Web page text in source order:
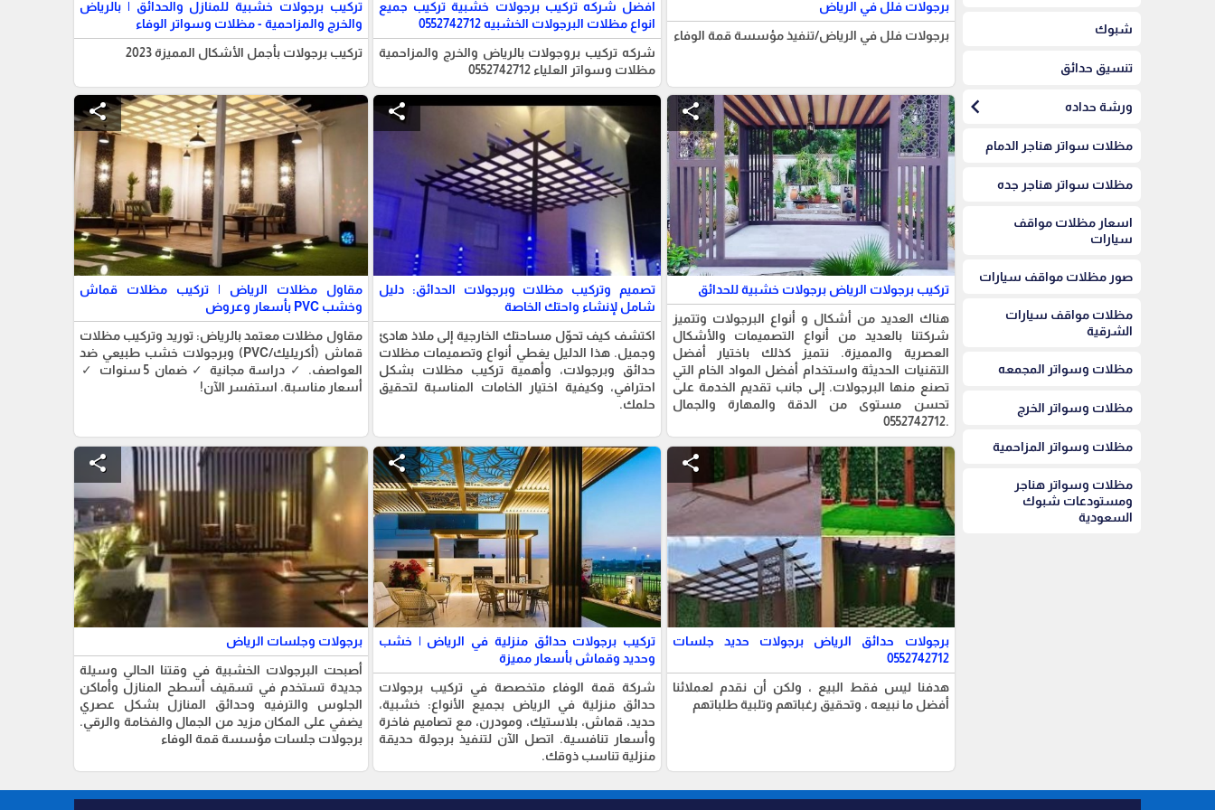
شبوك
تنسيق حدائق
ورشة حداده chevron_left
مظلات سواتر هناجر الدمام
مظلات سواتر هناجر جده
اسعار مظلات مواقف
سيارات
صور مظلات مواقف سيارات
مظلات مواقف سيارات
الشرقية
مظلات وسواتر المجمعه
مظلات وسواتر الخرج
مظلات وسواتر المزاحمية
مظلات وسواتر هناجر
ومستودعات شبوك
السعودية
برجولات فلل في الرياض
برجولات فلل في الرياض/تنفيذ مؤسسة قمة الوفاء
افضل شركه تركيب برجولات خشبية تركيب جميع
انواع مظلات البرجولات الخشبيه 0552742712
شركه تركيب بروجولات بالرياض والخرج والمزاحمية
مظلات وسواتر العلياء 0552742712
تركيب برجولات خشبية للمنازل والحدائق | بالرياض
والخرج والمزاحمية - مظلات وسواتر الوفاء
تركيب برجولات بأجمل الأشكال المميزة 2023
share
تركيب برجولات الرياض برجولات خشبية للحدائق
هناك العديد من أشكال و أنواع البرجولات وتتميز
شركتنا بالعديد من أنواع التصميمات والأشكال
العصرية والمميزة. نتميز كذلك باختيار أفضل
التقنيات الحديثة واستخدام أفضل المواد الخام التي
تصنع منها البرجولات. إلى جانب تقديم الخدمة على
تحسن مستوى من الدقة والمهارة والجمال
.0552742712
share
تصميم وتركيب مظلات وبرجولات الحدائق: دليل
شامل لإنشاء واحتك الخاصة
اكتشف كيف تحوّل مساحتك الخارجية إلى ملاذ هادئ
وجميل. هذا الدليل يغطي أنواع وتصميمات مظلات
حدائق وبرجولات، وأهمية تركيب مظلات بشكل
احترافي، وكيفية اختيار الخامات المناسبة لتحقيق
حلمك.
share
مقاول مظلات الرياض | تركيب مظلات قماش
وخشب PVC بأسعار وعروض
مقاول مظلات معتمد بالرياض: توريد وتركيب مظلات
قماش (أكريليك/PVC) وبرجولات خشب طبيعي ضد
العواصف. ✓ دراسة مجانية ✓ ضمان 5 سنوات ✓
أسعار مناسبة. استفسر الآن!
share
برجولات حدائق الرياض برجولات حديد جلسات
0552742712
هدفنا ليس فقط البيع ، ولكن أن نقدم لعملائنا
أفضل ما نبيعه ، وتحقيق رغباتهم وتلبية طلباتهم
share
تركيب برجولات حدائق منزلية في الرياض | خشب
وحديد وقماش بأسعار مميزة
شركة قمة الوفاء متخصصة في تركيب برجولات
حدائق منزلية في الرياض بجميع الأنواع: خشبية،
حديد، قماش، بلاستيك، ومودرن، مع تصاميم فاخرة
وأسعار تنافسية. اتصل الآن لتنفيذ برجولة حديقة
منزلية تناسب ذوقك.
share
برجولات وجلسات الرياض
أصبحت البرجولات الخشبية في وقتنا الحالي وسيلة
جديدة تستخدم في تسقيف أسطح المنازل وأماكن
الجلوس والترفيه وحدائق المنازل بشكل عصري
يضفي على المكان مزيد من الجمال والفخامة والرقي.
برجولات جلسات مؤسسة قمة الوفاء